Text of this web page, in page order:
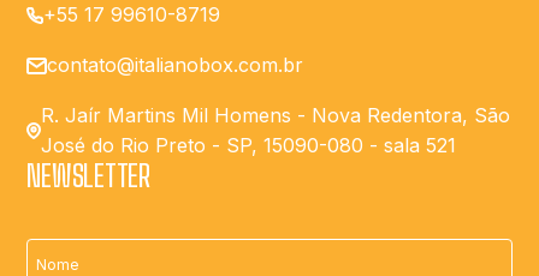
+55 17 99610-8719
contato@italianobox.com.br
R. Jaír Martins Mil Homens - Nova Redentora, São
José do Rio Preto - SP, 15090-080 - sala 521
NEWSLETTER